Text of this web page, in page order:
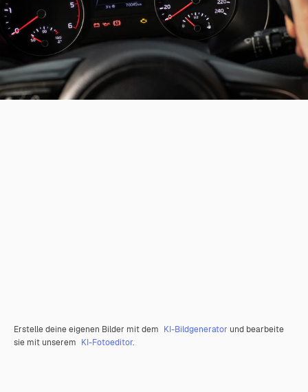
Erstelle deine eigenen Bilder mit dem KI-Bildgenerator und bearbeite
sie mit unserem KI-Fotoeditor.